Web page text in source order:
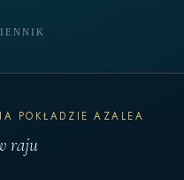
POKŁADZIE AZALEA
raju